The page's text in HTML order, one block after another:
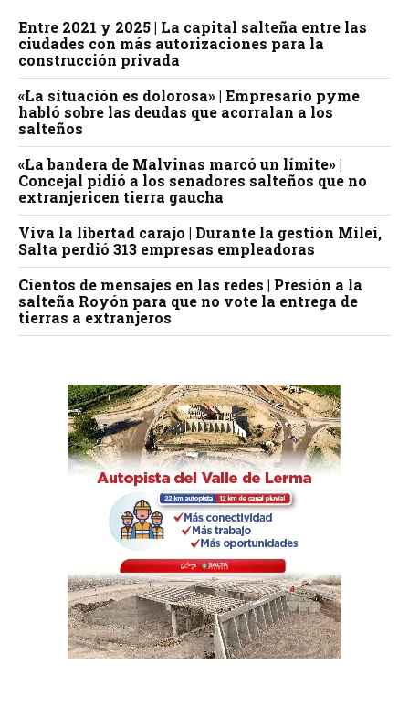
Entre 2021 y 2025 | La capital salteña entre las
ciudades con más autorizaciones para la
construcción privada
«La situación es dolorosa» | Empresario pyme
habló sobre las deudas que acorralan a los
salteños
«La bandera de Malvinas marcó un límite» |
Concejal pidió a los senadores salteños que no
extranjericen tierra gaucha
Viva la libertad carajo | Durante la gestión Milei,
Salta perdió 313 empresas empleadoras
Cientos de mensajes en las redes | Presión a la
salteña Royón para que no vote la entrega de
tierras a extranjeros